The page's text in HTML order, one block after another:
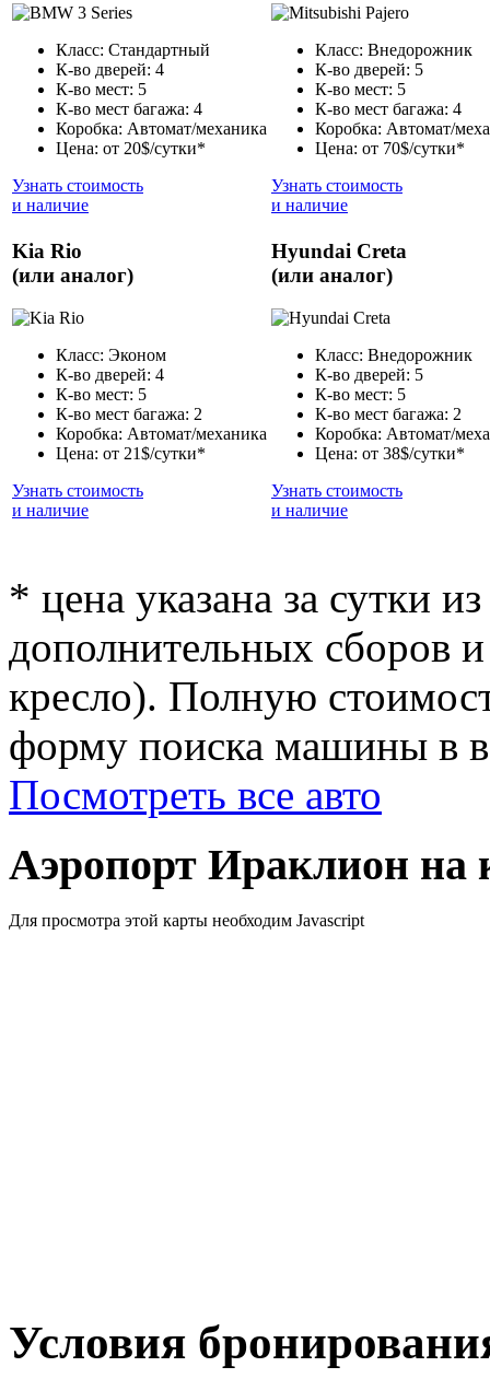
Класс: Стандартный
К-во дверей: 4
К-во мест: 5
К-во мест багажа: 4
Коробка: Автомат/механика
Цена: от 20$/сутки*
Узнать стоимость
и наличие
Класс: Внедорожник
К-во дверей: 5
К-во мест: 5
К-во мест багажа: 4
Коробка: Автомат/
Цена: от 70$/сутки*
Узнать стоимость
и наличие
Kia Rio
(или аналог)
Класс: Эконом
К-во дверей: 4
К-во мест: 5
К-во мест багажа: 2
Коробка: Автомат/механика
Цена: от 21$/сутки*
Узнать стоимость
и наличие
Hyundai Creta
(или аналог)
Класс: Внедорожник
К-во дверей: 5
К-во мест: 5
К-во мест багажа: 2
Коробка: Автомат/
Цена: от 38$/сутки*
Узнать стоимость
и наличие
* цена указана за сутки
дополнительных сборов
кресло). Полную
форму поиска машины в
Посмотреть все авто
Аэропорт Ираклион на
Для просмотра этой карты необходим Javascript
Условия